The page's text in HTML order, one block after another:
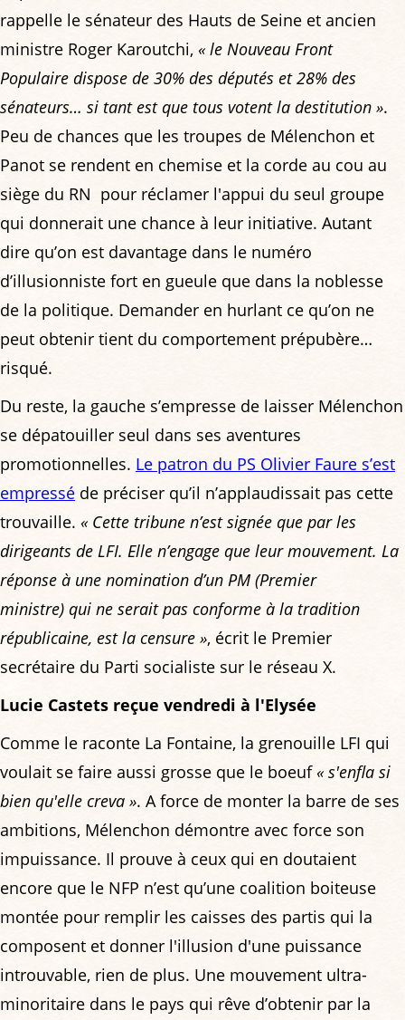
rappelle le sénateur des Hauts de Seine et ancien
ministre Roger Karoutchi, « le Nouveau Front
Populaire dispose de 30% des députés et 28% des
sénateurs… si tant est que tous votent la destitution ».
Peu de chances que les troupes de Mélenchon et
Panot se rendent en chemise et la corde au cou au
siège du RN pour réclamer l'appui du seul groupe
qui donnerait une chance à leur initiative. Autant
dire qu’on est davantage dans le numéro
d’illusionniste fort en gueule que dans la noblesse
de la politique. Demander en hurlant ce qu’on ne
peut obtenir tient du comportement prépubère…
risqué.
Du reste, la gauche s’empresse de laisser Mélenchon
se dépatouiller seul dans ses aventures
promotionnelles. Le patron du PS Olivier Faure s’est
empressé de préciser qu’il n’applaudissait pas cette
trouvaille. « Cette tribune n’est signée que par les
dirigeants de LFI. Elle n’engage que leur mouvement. La
réponse à une nomination d’un PM (Premier
ministre) qui ne serait pas conforme à la tradition
républicaine, est la censure », écrit le Premier
secrétaire du Parti socialiste sur le réseau X.
Lucie Castets reçue vendredi à l'Elysée
Comme le raconte La Fontaine, la grenouille LFI qui
voulait se faire aussi grosse que le boeuf« s'enfla si
bien qu'elle creva ». A force de monter la barre de ses
ambitions, Mélenchon démontre avec force son
impuissance. Il prouve à ceux qui en doutaient
encore que le NFP n’est qu’une coalition boiteuse
montée pour remplir les caisses des partis qui la
composent et donner l'illusion d'une puissance
introuvable, rien de plus. Une mouvement ultra-
minoritaire dans le pays qui rêve d’obtenir par la